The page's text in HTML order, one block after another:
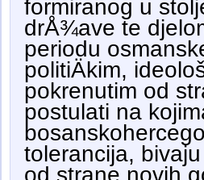
formiranog u
drÅ¾ave te
periodu
politiÄkim,
pokrenutim od
postulati na
tolerancija,
od strane novih